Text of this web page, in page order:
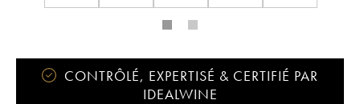
CONTRÔLÉ, EXPERTISÉ & CERTIFIÉ PAR
IDEALWINE